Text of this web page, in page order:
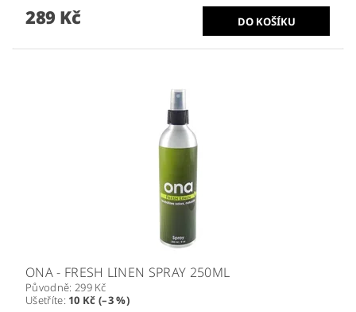
289 Kč
ONA - FRESH LINEN SPRAY 250ML
Původně: 299 Kč
Ušetříte: 10 Kč (–3 %)